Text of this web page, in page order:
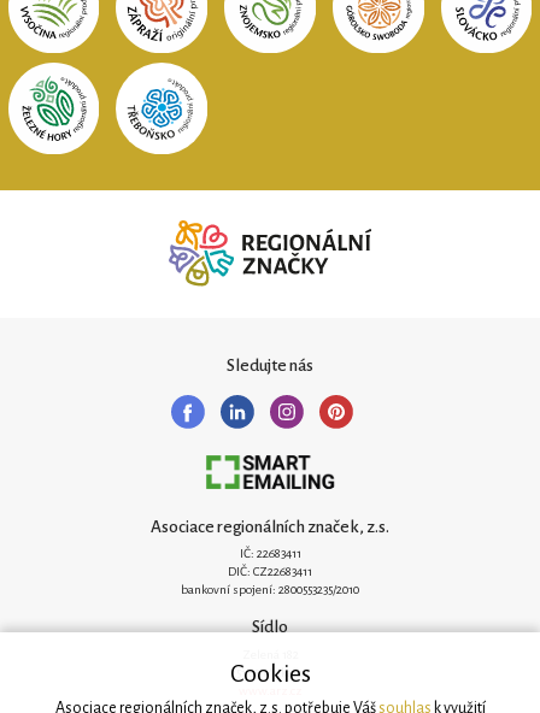
Sledujte nás
Asociace regionálních značek, z.s.
IČ: 22683411
DIČ: CZ22683411
bankovní spojení: 2800553235/2010
Sídlo
251 62 Mukařov
Cookies
Asociace regionálních značek, z.s. potřebuje Vášsouhlas k využití